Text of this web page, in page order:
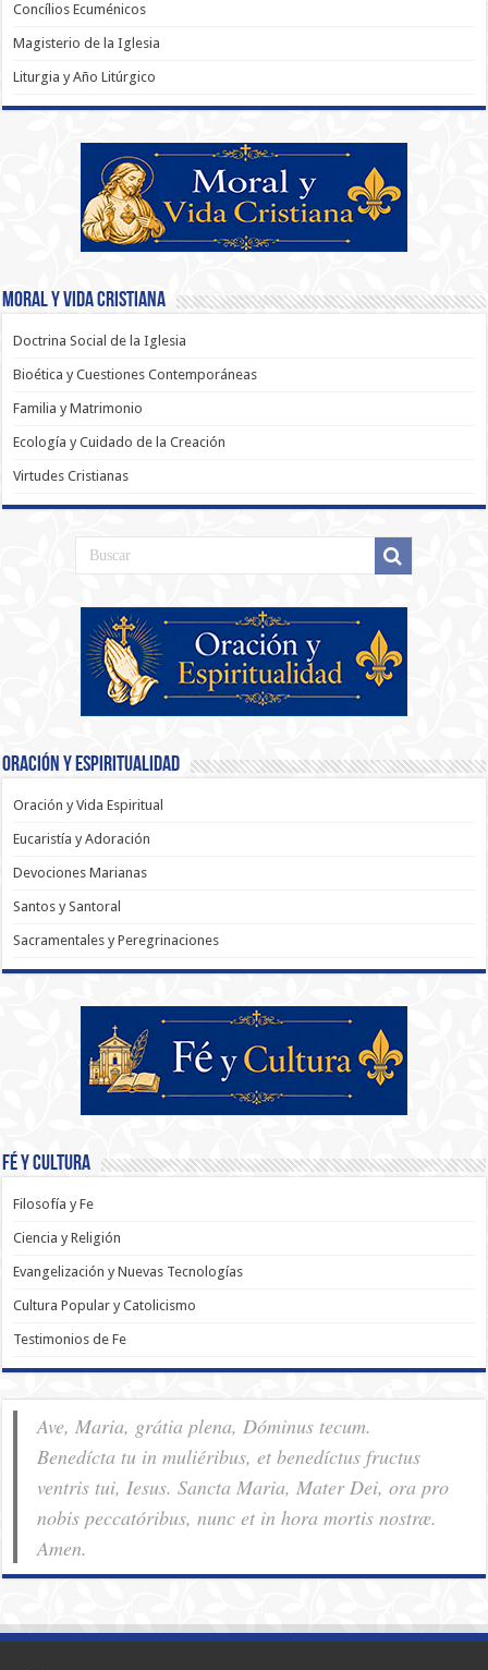
Concílios Ecuménicos
Magisterio de la Iglesia
Liturgia y Año Litúrgico
Moral y Vida Cristiana
Doctrina Social de la Iglesia
Bioética y Cuestiones Contemporáneas
Familia y Matrimonio
Ecología y Cuidado de la Creación
Virtudes Cristianas
Oración y Espiritualidad
Oración y Vida Espiritual
Eucaristía y Adoración
Devociones Marianas
Santos y Santoral
Sacramentales y Peregrinaciones
Fé y Cultura
Filosofía y Fe
Ciencia y Religión
Evangelización y Nuevas Tecnologías
Cultura Popular y Catolicismo
Testimonios de Fe
Ave, Maria, grátia plena, Dóminus tecum.
Benedícta tu in muliéribus, et benedíctus fructus
ventris tui, Iesus. Sancta Maria, Mater Dei, ora pro
nobis pec­ca­tóribus, nunc et in hora mortis nostræ.
Amen.